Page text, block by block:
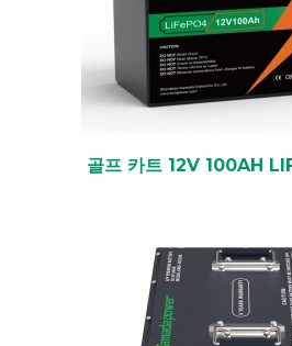
골프 카트 12V 100AH